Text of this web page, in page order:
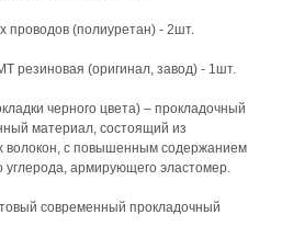
проводов (полиуретан) - 2шт.
резиновая (оригинал, завод) - 1шт.
черного цвета) – прокладочный
материал, состоящий из
волокон, с повышенным содержанием
углерода, армирующего эластомер.
современный прокладочный